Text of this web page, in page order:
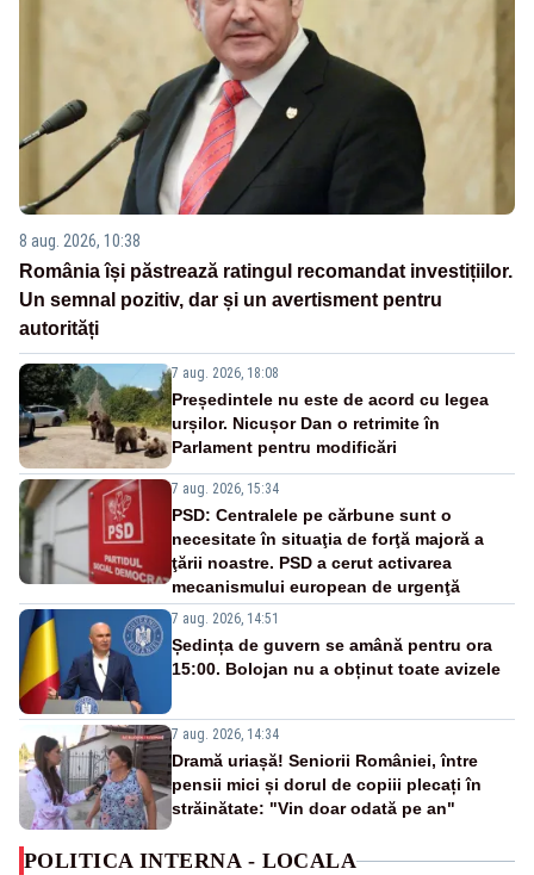
8 aug. 2026, 10:38
România își păstrează ratingul recomandat investițiilor.
Un semnal pozitiv, dar și un avertisment pentru
autorități
7 aug. 2026, 18:08
Președintele nu este de acord cu legea
urșilor. Nicușor Dan o retrimite în
Parlament pentru modificări
7 aug. 2026, 15:34
PSD: Centralele pe cărbune sunt o
necesitate în situaţia de forţă majoră a
ţării noastre. PSD a cerut activarea
mecanismului european de urgenţă
7 aug. 2026, 14:51
Ședința de guvern se amână pentru ora
15:00. Bolojan nu a obținut toate avizele
7 aug. 2026, 14:34
Dramă uriașă! Seniorii României, între
pensii mici și dorul de copiii plecați în
străinătate: "Vin doar odată pe an"
POLITICA INTERNA - LOCALA